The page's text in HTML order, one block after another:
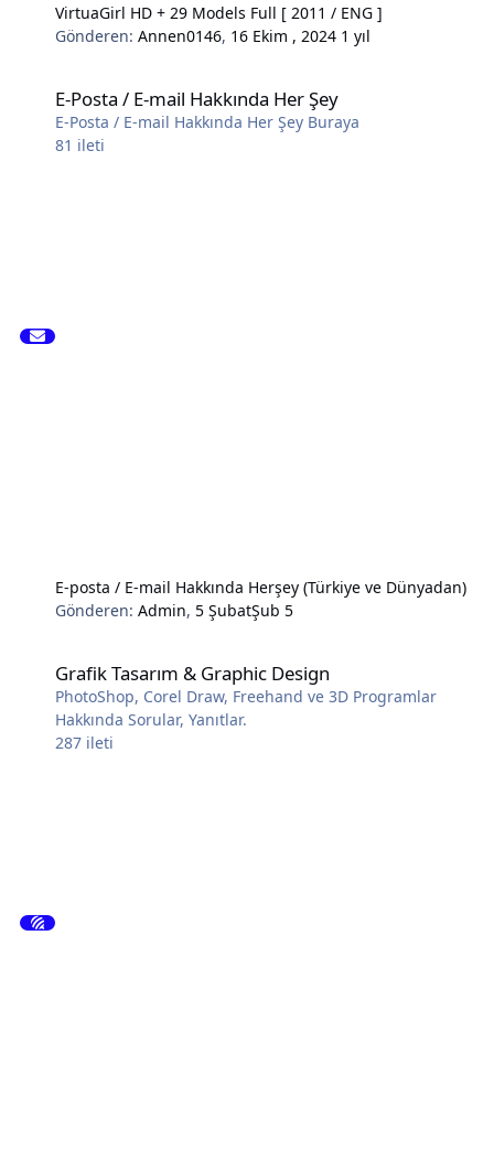
VirtuaGirl HD + 29 Models Full [ 2011 / ENG ]
Gönderen:Annen0146, 16 Ekim , 2024 1 yıl
E-Posta / E-mail Hakkında Her Şey
E-Posta / E-mail Hakkında Her Şey Buraya
81 ileti
E-posta / E-mail Hakkında Herşey (Türkiye ve Dünyadan)
Gönderen:Admin,5 ŞubatŞub 5
Grafik Tasarım & Graphic Design
PhotoShop, Corel Draw, Freehand ve 3D Programlar
Hakkında Sorular, Yanıtlar.
287 ileti